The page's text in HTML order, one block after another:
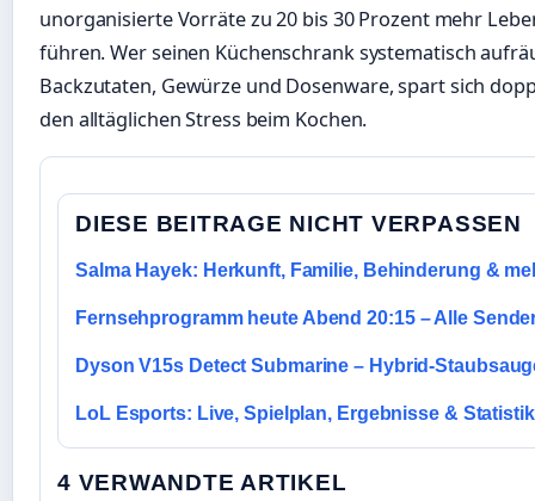
unorganisierte Vorräte zu 20 bis 30 Prozent mehr
führen. Wer seinen Küchenschrank systematisch
Backzutaten, Gewürze und Dosenware, spart sich
den alltäglichen Stress beim Kochen.
DIESE BEITRAGE NICHT VERPASSEN
Salma Hayek: Herkunft, Familie, Behinderung &
Fernsehprogramm heute Abend 20:15 – Alle
Dyson V15s Detect Submarine – Hybrid-
LoL Esports: Live, Spielplan, Ergebnisse &
4 VERWANDTE ARTIKEL